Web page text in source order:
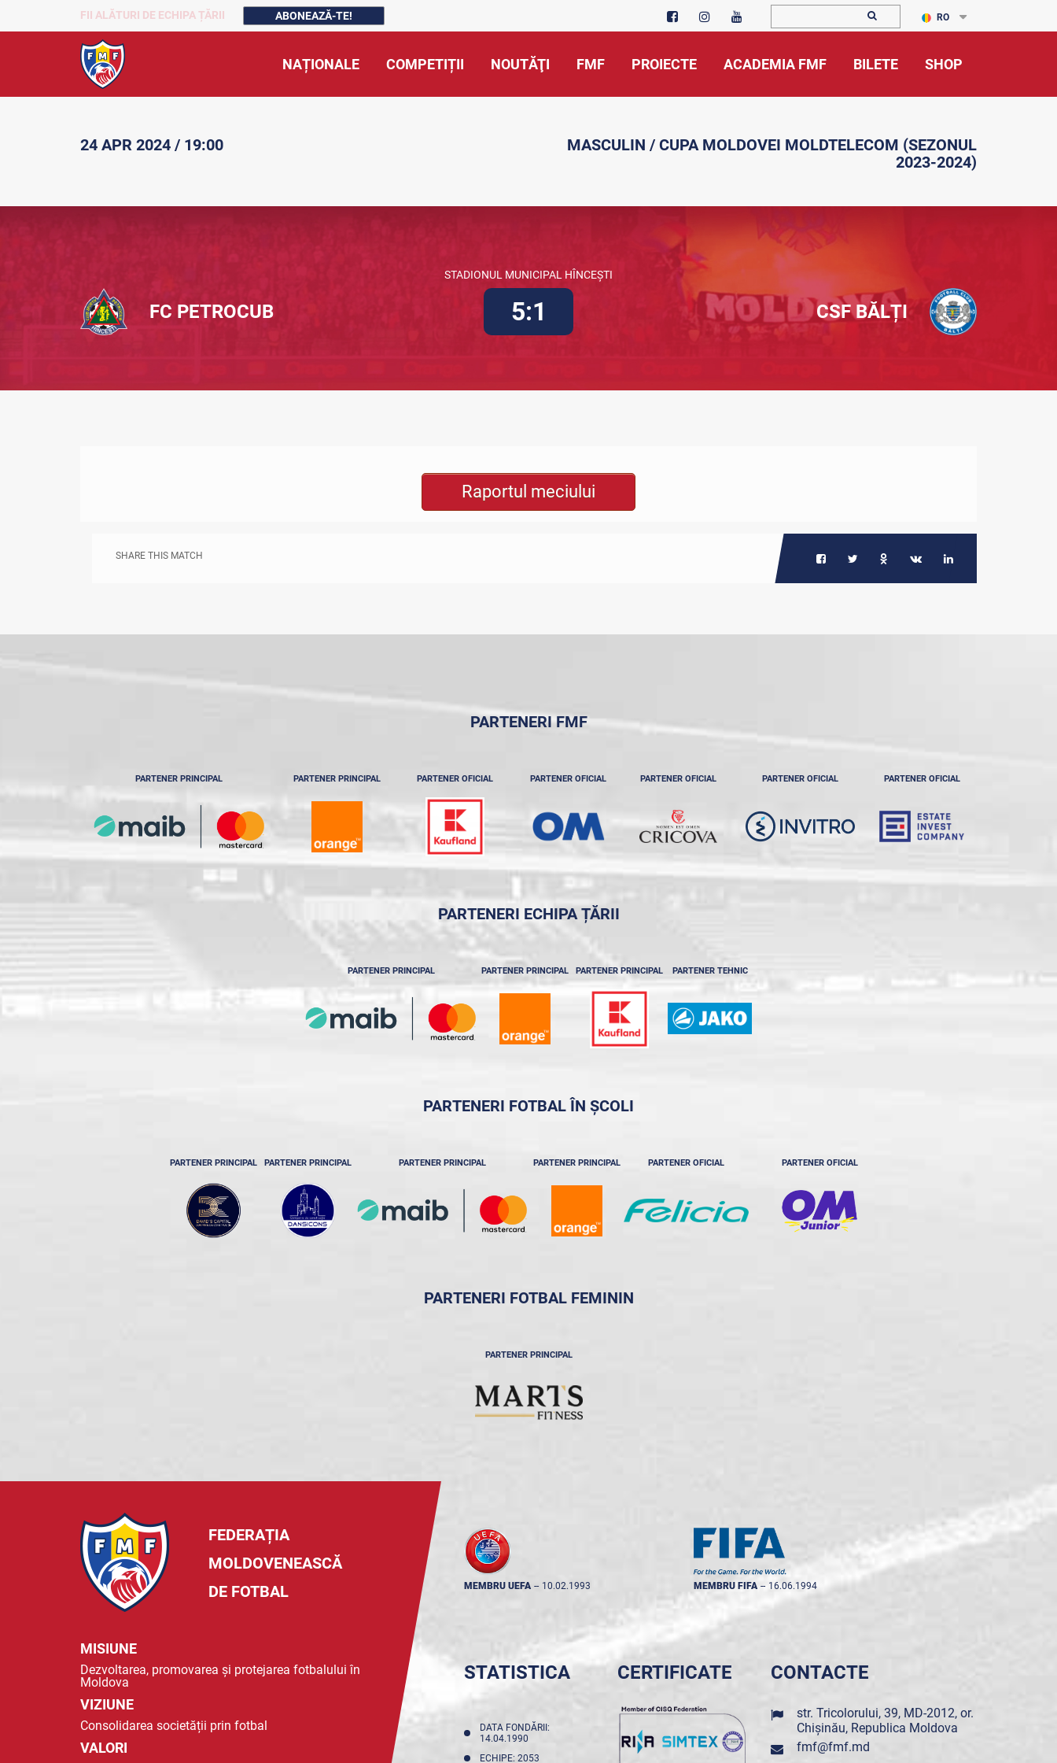
FII ALĂTURI DE ECHIPA ȚĂRII ABONEAZĂ-TE! RO
NAȚIONALE COMPETIȚII NOUTĂŢI FMF PROIECTE ACADEMIA FMF BILETE SHOP
24 APR 2024 / 19:00
MASCULIN / CUPA MOLDOVEI MOLDTELECOM (SEZONUL
2023-2024)
STADIONUL MUNICIPAL HÎNCEȘTI
FC PETROCUB 5:1 CSF BĂLȚI
Raportul meciului
SHARE THIS MATCH
PARTENERI FMF
PARTENER PRINCIPAL PARTENER PRINCIPAL PARTENER OFICIAL PARTENER OFICIAL PARTENER OFICIAL PARTENER OFICIAL PARTENER OFICIAL
PARTENERI ECHIPA ȚĂRII
PARTENER PRINCIPAL PARTENER PRINCIPAL PARTENER PRINCIPAL PARTENER TEHNIC
PARTENERI FOTBAL ÎN ȘCOLI
PARTENER PRINCIPAL PARTENER PRINCIPAL PARTENER PRINCIPAL PARTENER PRINCIPAL PARTENER OFICIAL PARTENER OFICIAL
PARTENERI FOTBAL FEMININ
PARTENER PRINCIPAL
FEDERAȚIA
MOLDOVENEASCĂ
DE FOTBAL
MISIUNE
Dezvoltarea, promovarea și protejarea fotbalului în
Moldova
VIZIUNE
Consolidarea societății prin fotbal
VALORI
MEMBRU UEFA -- 10.02.1993 MEMBRU FIFA -- 16.06.1994
STATISTICA
DATA FONDĂRII:
14.04.1990
ECHIPE: 2053
CERTIFICATE CONTACTE
str. Tricolorului, 39, MD-2012, or.
Chișinău, Republica Moldova
fmf@fmf.md